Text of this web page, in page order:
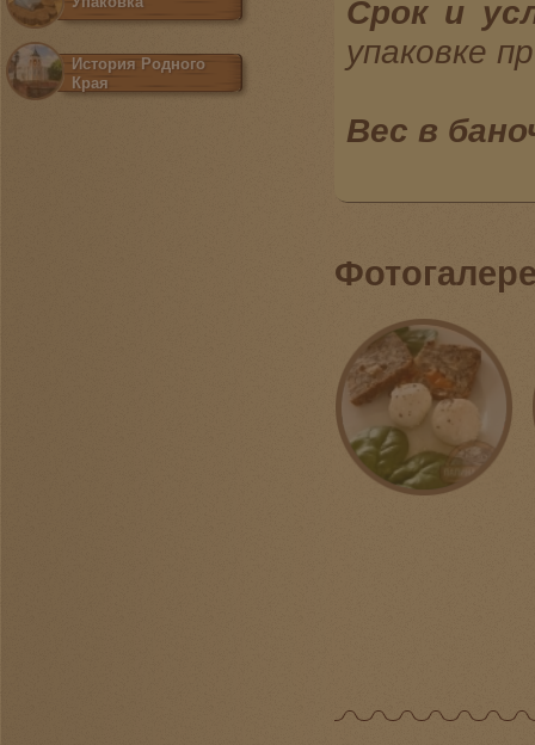
Срок и
упаковке
Вес в
История Родного
Края